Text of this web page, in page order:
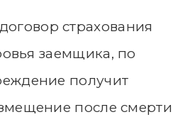
страхования
заемщика, по
получит
после смерти